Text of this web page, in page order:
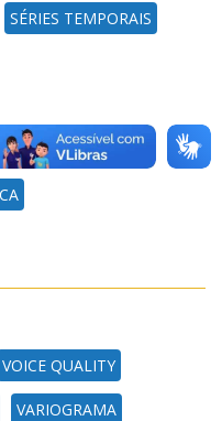
SÉRIES TEMPORAIS
SERVIÇO SOCIAL
VOICE QUALITY
VARIOGRAMA